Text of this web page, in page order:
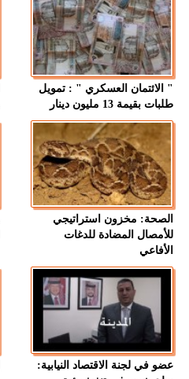
" الائتمان العسكري " : تمويل
طلبات بقيمة 13 مليون دينار
الصحة: مخزون استراتيجي
للأمصال المضادة للدغات
الأفاعي
عضو في لجنة الاقتصاد النيابية: